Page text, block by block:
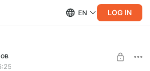
EN LOG IN